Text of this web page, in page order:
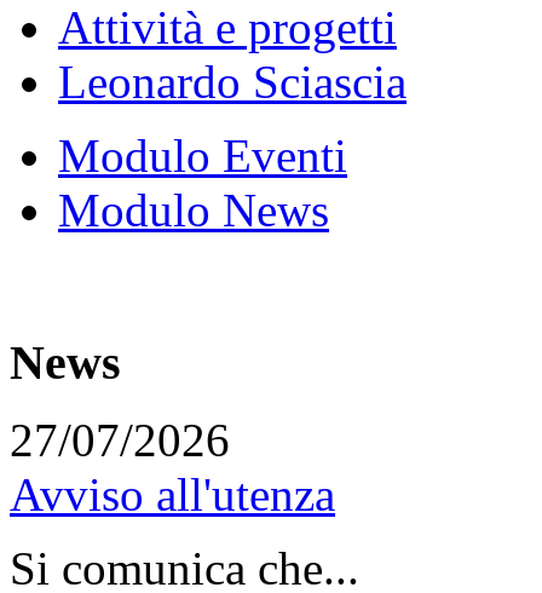
Attività e progetti
Leonardo Sciascia
Modulo Eventi
Modulo News
News
27/07/2026
Avviso all'utenza
Si comunica che...